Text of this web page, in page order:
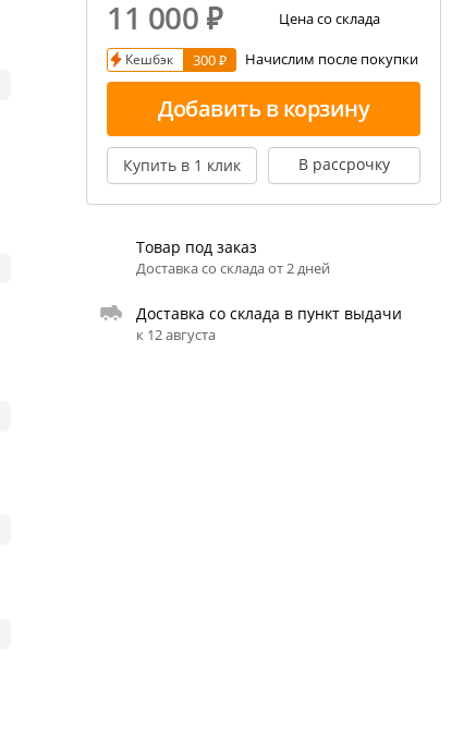
показаний ареометра
и испарение сусла
алкоголя в пиве
11 000 ₽ Цена со склада
Кешбэк 300 ₽ Начислим после покупки
Добавить в корзину
Купить в 1 клик В рассрочку
Товар под заказ
Доставка со склада от 2 дней
Доставка со склада в пункт выдачи
к 12 августа